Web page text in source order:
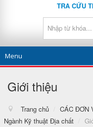
TRA CỨU
Menu
Giới thiệu
Trang chủ / CÁC ĐƠN
Ngành Kỹ thuật Địa chất /